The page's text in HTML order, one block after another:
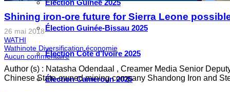
Élection Guinée 2025
Élection Guinée-Bissau 2025
Élection Côte d’Ivoire 2025
Élection Cameroun 2025
Shining iron-ore future for Sierra Leone
26 mai 2018
WATHI
Wathinote Diversification économie
Aucun commentaire
Author (s) : Natasha Odendaal , Creamer Media Senior
Chinese State-owned mining company Shandong Iron and